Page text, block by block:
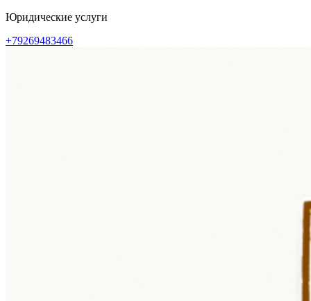
Перейти
содержимому
Юридические услуги
+79269483466